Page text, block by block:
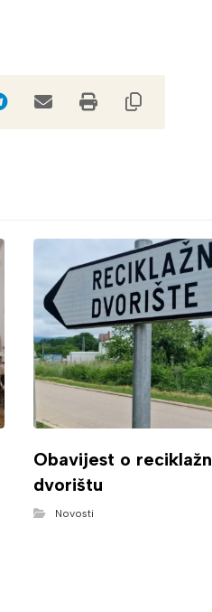
Obavijest o
dvorištu
Novosti